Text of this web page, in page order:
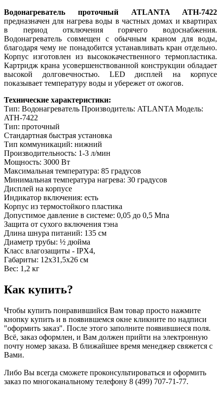
Водонагреватель проточный ATLANTA ATH-7422
предназначен для нагрева воды в частных домах и квартирах
в период отключения горячего водоснабжения.
Водонагреватель совмещен с обычным краном для воды,
благодаря чему не понадобится устанавливать кран отдельно.
Корпус изготовлен из высококачественного термопластика.
Картридж крана усовершенствованной конструкции обладает
высокой долговечностью. LED дисплей на корпусе
показывает температуру воды и убережет от ожогов.
Технические характеристики:
Тип: Водонагреватель Производитель: ATLANTA Модель:
ATH-7422
Тип: проточный
Стандартная быстрая установка
Тип коммуникаций: нижний
Производительность: 1-3 л/мин
Мощность: 3000 Вт
Максимальная температура: 85 градусов
Минимальная температура нагрева: 30 градусов
Дисплей на корпусе
Индикатор включения: есть
Корпус из термостойкого пластика
Допустимое давление в системе: 0,05 до 0,5 Мпа
Защита от сухого включения тэна
Длина шнура питаний: 135 см
Диаметр трубы: ½ дюйма
Класс влагозащиты - IPX4,
Габариты: 12х31,5х26 см
Вес: 1,2 кг
Как купить?
Чтобы купить понравившийся Вам товар просто нажмите
кнопку купить и в появившемся окне кликните по надписи
"оформить заказ". После этого заполните появившиеся поля.
Всё, заказ оформлен, и Вам должен прийти на электронную
почту номер заказа. В ближайшее время менеджер свяжется с
Вами.
Либо Вы всегда сможете проконсультироваться и оформить
заказ по многоканальному телефону 8 (499) 707-71-77.